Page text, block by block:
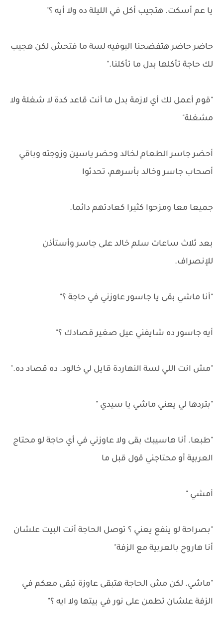
يا عم أسكت. هتجيب أكل في الليلة ده ولا أيه ؟"
حاضر حاضر هتفضحنا البوفيه لسة ما فتحش لكن هجيب
لك حاجة تأكلها بدل ما تأكلنا."
"قوم أعمل لك أي لازمة بدل ما أنت قاعد كدة لا شغلة ولا
مشغلة"
أحضر جاسر الطعام لخالد وحضر ياسين وزوجته وباقي
أصحاب جاسر وخالد بأسرهم، تحدثوا
جميعا معا ومزحوا كثيرا كعادتهم دائما.
بعد ثلاث ساعات سلم خالد على جاسر وأستأذن
للإنصراف.
"أنا ماشي بقى يا جاسور عاوزني في حاجة ؟"
أيه جاسور ده شايفني عيل صغير قصادك ؟"
"مش انت اللي لسة النهاردة قايل لي خالود. ده قصاد ده."
"بتردها لي يعني ماشي يا سيدي "
"طبعا. أنا هاسيبك بقى ولا عاوزني في أي حاجة لو محتاج
العربية أو محتاجني قول قبل ما
أمشي "
"بصراحة لو ينفع يعني ؟ توصل الحاجة أنت البيت علشان
أنا هاروح بالعربية مع الزفة"
"ماشي. لكن مش الحاجة هتبقى عاوزة تبقى معكم في
الزفة علشان تطمن على نور في بيتها ولا ايه ؟"